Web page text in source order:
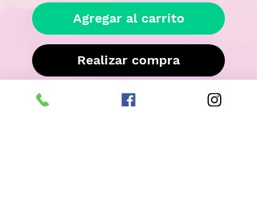
Agregar al carrito
Realizar compra
Este disfraz ya ha sido rentado, por lo